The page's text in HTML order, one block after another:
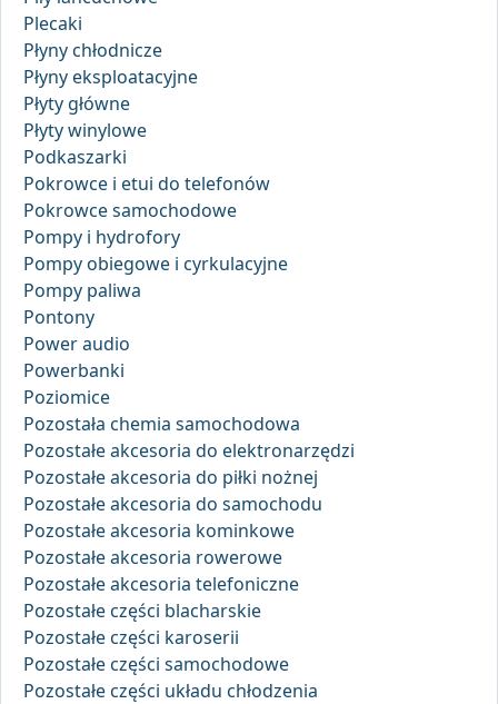
Plecaki
Płyny chłodnicze
Płyny eksploatacyjne
Płyty główne
Płyty winylowe
Podkaszarki
Pokrowce i etui do telefonów
Pokrowce samochodowe
Pompy i hydrofory
Pompy obiegowe i cyrkulacyjne
Pompy paliwa
Pontony
Power audio
Powerbanki
Poziomice
Pozostała chemia samochodowa
Pozostałe akcesoria do elektronarzędzi
Pozostałe akcesoria do piłki nożnej
Pozostałe akcesoria do samochodu
Pozostałe akcesoria kominkowe
Pozostałe akcesoria rowerowe
Pozostałe akcesoria telefoniczne
Pozostałe części blacharskie
Pozostałe części karoserii
Pozostałe części samochodowe
Pozostałe części układu chłodzenia